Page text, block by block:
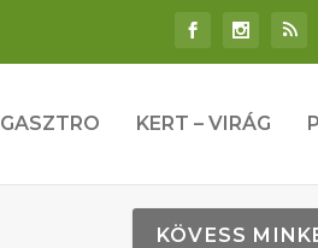
GASZTRO KERT – VIRÁG
KÖVESS